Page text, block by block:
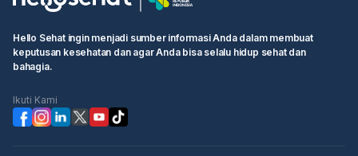
booking"
Langkah 2: Pergi ke rumah sakit atau klinik terjadwal, pergi ke
konter penerimaan medis, tunjukkan informasi booking kepada
resepsionis/perawat
Langkah 3: Masuk ke klinik untuk pemeriksaan.
Hello Sehat ingin menjadi sumber informasi Anda dalam membuat
keputusan kesehatan dan agar Anda bisa selalu hidup sehat dan
bahagia.
Ikuti Kami